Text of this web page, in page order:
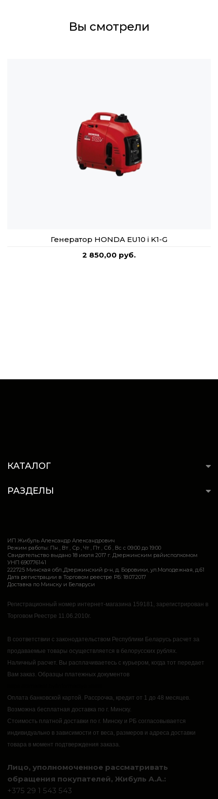
Вы смотрели
Генератор HONDA EU10 i K1-G
2 850,00 руб.
КАТАЛОГ
РАЗДЕЛЫ
ИП Жибуль Александр Александрович
Режим работы: Пн , Вт , Ср , Чт , Пт , Сб , Вс c 09:00 до 19:00
Свидетельство выдано 18 июля 2017 г. Дзержинским райисполкомом
УНП 690776141
222725 Минская обл.,Дзержинский р-н, д. Боровики, ул.Молодежная, д.61
Дата регистрации в Торговом реестре РБ: 18.07.2017
Доставка по Минску и Беларуси
Регистрационный номер интернет-магазина 159181, зарегистрирован в
Торговом Реестре 11.06.2010г.
В соответствии с законодательством Республики Беларусь расчет за
продаваемые товары осуществляется в белорусских рублях.
Наличный расчет. Вы расплачиваетесь с курьером, когда тот передает
Вам заказ. Образцы платежных документов
Оплата банковской картой. Рассрочка, кредит от 1 до 48 месяцев.
Возможна бесплатная доставка по г. Минску.
Стоимость платной доставки по г. Минску и РБ согласовывается
индивидуально в зависимости от веса, размеров и адреса доставки
товара в момент подтверждения заказа.
Лицо, уполномоченное рассматривать
обращения покупателей, Жибуль А.А.:
+375 29 1 543 543